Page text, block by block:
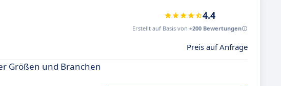
4.4
Erstellt auf Basis von +200 Bewertungen
Preis auf Anfrage
Größen und Branchen